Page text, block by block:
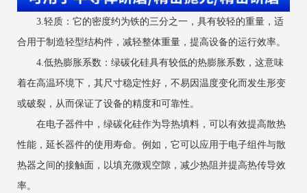
‌3.轻质‌：它的密度约为铁的三分之一，具有较轻的重量，适
合用于制造轻型结构件，减轻整体重量，提高设备的运行效率‌。
‌4.低热膨胀系数‌：绿碳化硅具有较低的热膨胀系数，这意味
着在高温环境下，其尺寸稳定性好，不易因温度变化而发生形变
或破裂，从而保证了设备的精度和可靠性‌。
在电子器件中，绿碳化硅作为导热填料，可以有效提高散热
性能，延长器件的使用寿命。例如，它可以应用于电子组件与散
热器之间的接触面，以填充微观空隙，减少热阻并提高热传导效
率‌。